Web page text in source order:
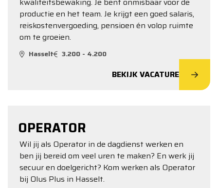
productie en het team. Je krijgt een goed salaris,
reiskostenvergoeding, pensioen én volop ruimte
om te groeien.
Hasselt 3.200 - 4.200
BEKIJK VACATURE
OPERATOR
Wil jij als Operator in de dagdienst werken en
ben jij bereid om veel uren te maken? En werk jij
secuur en doelgericht? Kom werken als Operator
bij Olus Plus in Hasselt.